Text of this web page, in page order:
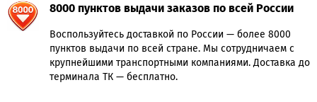
8000 пунктов выдачи заказов по всей России
Воспользуйтесь доставкой по России — более 8000
пунктов выдачи по всей стране. Мы сотрудничаем с
крупнейшими транспортными компаниями. Доставка до
терминала ТК — бесплатно.